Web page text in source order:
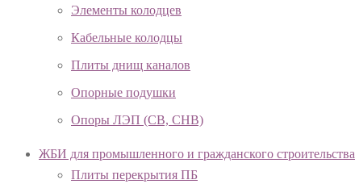
Элементы колодцев
Кабельные колодцы
Плиты днищ каналов
Опорные подушки
Опоры ЛЭП (СВ, СНВ)
ЖБИ для промышленного и гражданского строительства
Плиты перекрытия ПБ